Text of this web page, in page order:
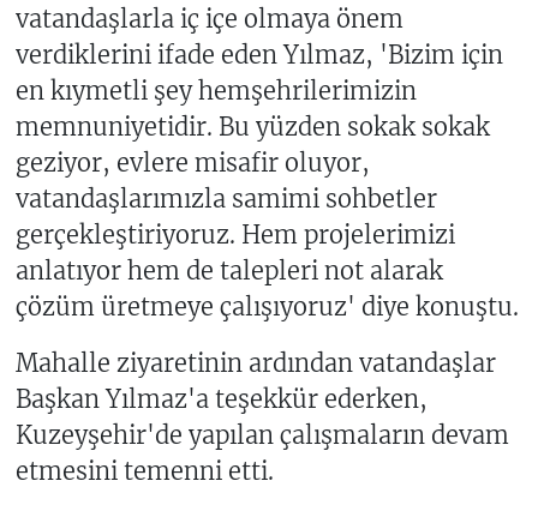
vatandaşlarla iç içe olmaya önem
verdiklerini ifade eden Yılmaz, 'Bizim için
en kıymetli şey hemşehrilerimizin
memnuniyetidir. Bu yüzden sokak sokak
geziyor, evlere misafir oluyor,
vatandaşlarımızla samimi sohbetler
gerçekleştiriyoruz. Hem projelerimizi
anlatıyor hem de talepleri not alarak
çözüm üretmeye çalışıyoruz' diye konuştu.
Mahalle ziyaretinin ardından vatandaşlar
Başkan Yılmaz'a teşekkür ederken,
Kuzeyşehir'de yapılan çalışmaların devam
etmesini temenni etti.